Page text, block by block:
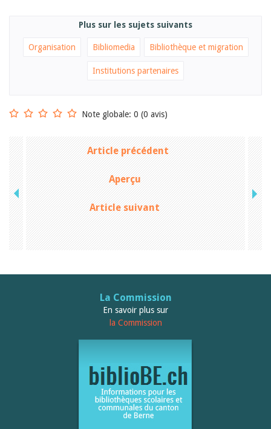
Plus sur les sujets suivants
Organisation Bibliomedia Bibliothèque et migration
Institutions partenaires
Note globale: 0 (0 avis)
Article précédent
Aperçu
Article suivant
La Commission
En savoir plus sur
la Commission